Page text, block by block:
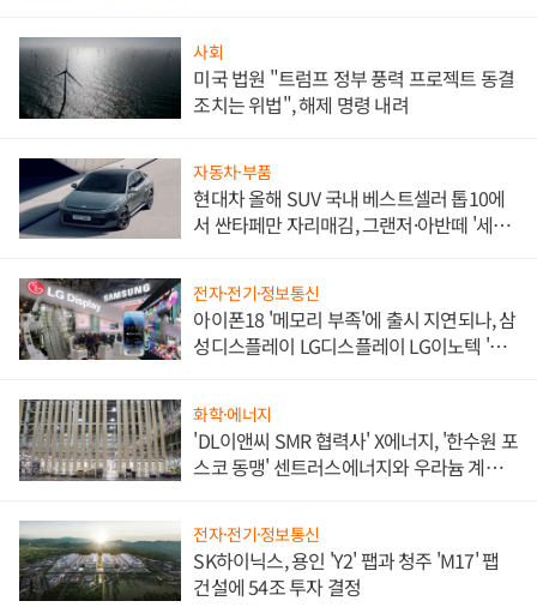
사회
미국 법원 "트럼프 정부 풍력 프로젝트 동결
조치는 위법", 해제 명령 내려
자동차·부품
현대차 올해 SUV 국내 베스트셀러 톱10에
서 싼타페만 자리매김, 그랜저·아반떼 '세단
전자·전기·정보통신
아이폰18 '메모리 부족'에 출시 지연되나, 삼
성디스플레이 LG디스플레이 LG이노텍 '탈
화학·에너지
'DL이앤씨 SMR 협력사' X에너지, '한수원 포
스코 동맹' 센트러스에너지와 우라늄 계약
전자·전기·정보통신
SK하이닉스, 용인 'Y2' 팹과 청주 'M17' 팹
건설에 54조 투자 결정